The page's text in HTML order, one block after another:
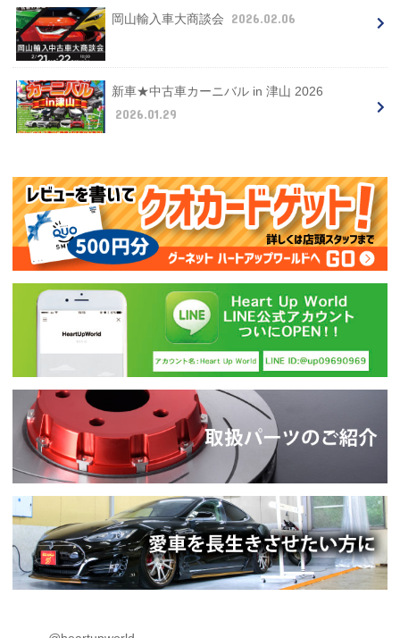
岡山輸入車大商談会 2026.02.06
新車★中古車カーニバル in 津山 2026
2026.01.29